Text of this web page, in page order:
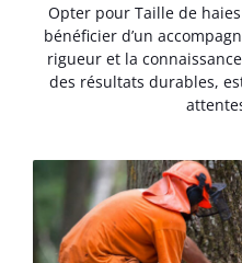
Opter pour Taille de haies
bénéficier d’un
rigueur et la
des résultats durables,